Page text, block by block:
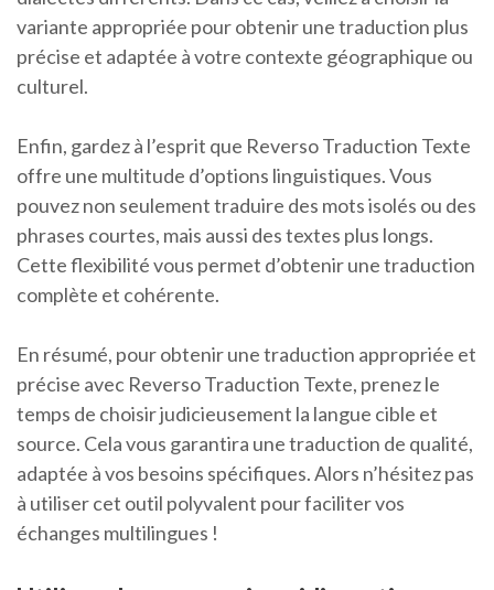
variante appropriée pour obtenir une traduction plus
précise et adaptée à votre contexte géographique ou
culturel.
Enfin, gardez à l’esprit que Reverso Traduction Texte
offre une multitude d’options linguistiques. Vous
pouvez non seulement traduire des mots isolés ou des
phrases courtes, mais aussi des textes plus longs.
Cette flexibilité vous permet d’obtenir une traduction
complète et cohérente.
En résumé, pour obtenir une traduction appropriée et
précise avec Reverso Traduction Texte, prenez le
temps de choisir judicieusement la langue cible et
source. Cela vous garantira une traduction de qualité,
adaptée à vos besoins spécifiques. Alors n’hésitez pas
à utiliser cet outil polyvalent pour faciliter vos
échanges multilingues !